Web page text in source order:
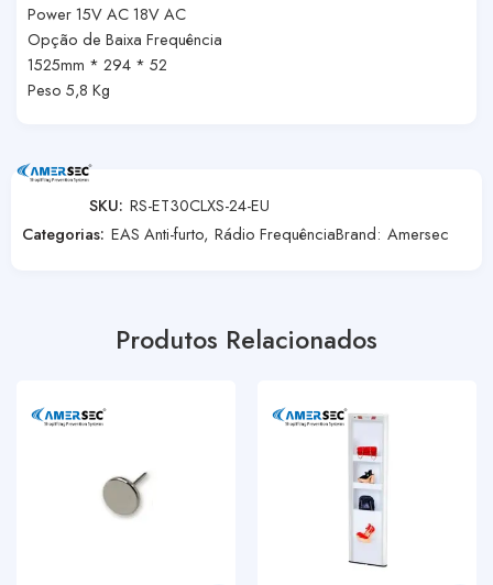
Power 15V AC 18V AC
Opção de Baixa Frequência
1525mm * 294 * 52
Peso 5,8 Kg
SKU: RS-ET30CLXS-24-EU
Categorias: EAS Anti-furto, Rádio FrequênciaBrand: Amersec
Produtos Relacionados